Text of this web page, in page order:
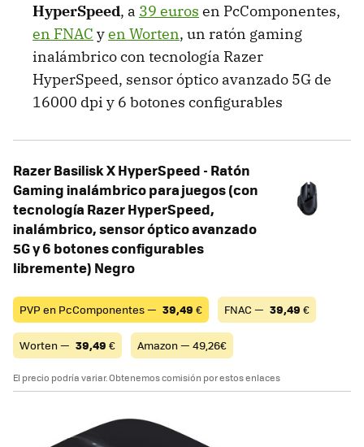
HyperSpeed, a 39 euros en PcComponentes,
en FNAC yen Worten, un ​​ratón gaming
inalámbrico con tecnología Razer
HyperSpeed, sensor óptico avanzado 5G de
16000 dpi y 6 botones configurables
Razer Basilisk X HyperSpeed ​​- Ratón
Gaming inalámbrico para juegos (con
tecnología Razer HyperSpeed,
inalámbrico, sensor óptico avanzado
5G y 6 botones configurables
libremente) Negro
PVP en PcComponentes — 39,49 € FNAC — 39,49 €
Worten — 39,49 € Amazon — 49,26€
El precio podría variar. Obtenemos comisión por estos enlaces